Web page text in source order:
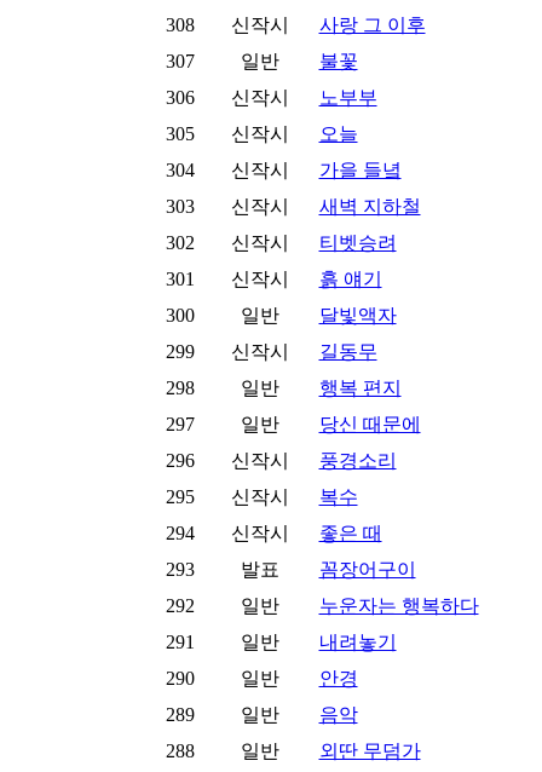
308
신작시
사랑 그 이후
307
일반
불꽃
306
신작시
노부부
305
신작시
오늘
304
신작시
가을 들녘
303
신작시
새벽 지하철
302
신작시
티벳승려
301
신작시
흙 얘기
300
일반
달빛액자
299
신작시
길동무
298
일반
행복 편지
297
일반
당신 때문에
296
신작시
풍경소리
295
신작시
복수
294
신작시
좋은 때
293
발표
꼼장어구이
292
일반
누운자는 행복하다
291
일반
내려놓기
290
일반
안경
289
일반
음악
288
일반
외딴 무덤가